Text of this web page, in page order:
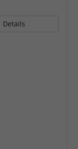
Details